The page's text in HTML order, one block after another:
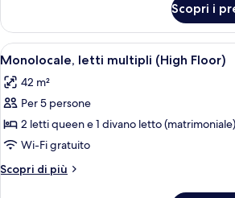
con
divano
letto
(High
Floor)
1
letto
king
divano
letto
Floor)
Scopri i
Apri
tutte
le
foto
per
Monolocale,
letti
multipli
Una
4
Monolocale, letti multipli (High Floor)
42 m²
Per 5 persone
2 letti queen e 1 divano letto (matrimoniale)
Wi-Fi gratuito
Scopri di più
Altri